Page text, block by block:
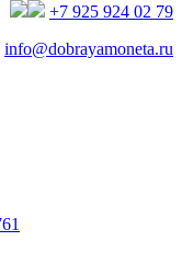
+7 925 924 02 79
info@dobrayamoneta.ru